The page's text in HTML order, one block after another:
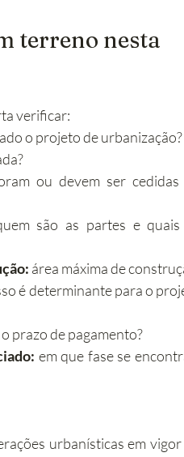
terreno nesta
verificar:
o projeto de urbanização?
ou devem ser cedidas
são as partes e quais
área máxima de
é determinante para o
prazo de pagamento?
em que fase se
urbanísticas em